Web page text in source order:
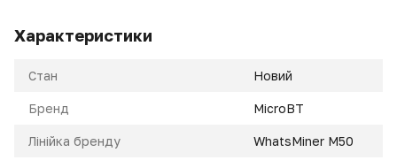
Характеристики
Стан Новий
Бренд MicroBT
Лінійка бренду WhatsMiner M50